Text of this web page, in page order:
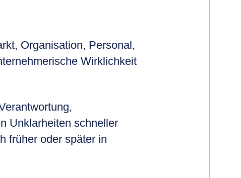
Organisation, Personal,
Wirklichkeit
Unklarheiten schneller
früher oder später in